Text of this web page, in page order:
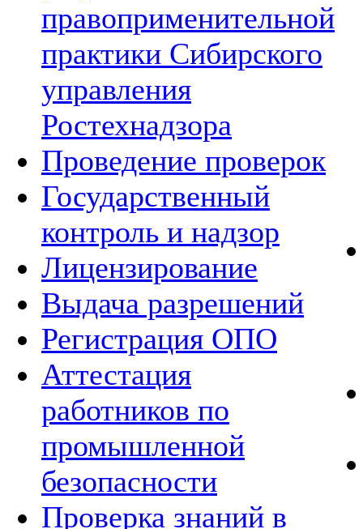
правоприменительной
практики Сибирского
управления
Ростехнадзора
Проведение проверок
Государственный
контроль и надзор
Лицензирование
Выдача разрешений
Регистрация ОПО
Аттестация
работников по
промышленной
безопасности
Проверка знаний в